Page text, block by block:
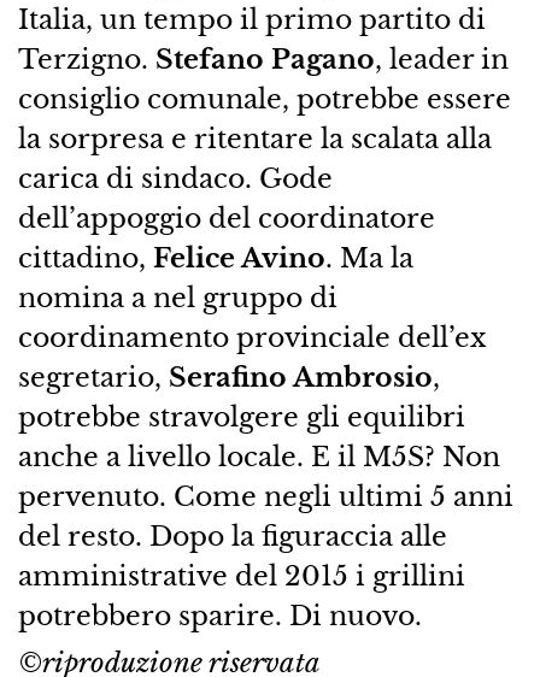
Italia, un tempo il primo partito di
Terzigno. Stefano Pagano, leader in
consiglio comunale, potrebbe essere
la sorpresa e ritentare la scalata alla
carica di sindaco. Gode
dell’appoggio del coordinatore
cittadino, Felice Avino. Ma la
nomina a nel gruppo di
coordinamento provinciale dell’ex
segretario, Serafino Ambrosio,
potrebbe stravolgere gli equilibri
anche a livello locale. E il M5S? Non
pervenuto. Come negli ultimi 5 anni
del resto. Dopo la figuraccia alle
amministrative del 2015 i grillini
potrebbero sparire. Di nuovo.
©riproduzione riservata